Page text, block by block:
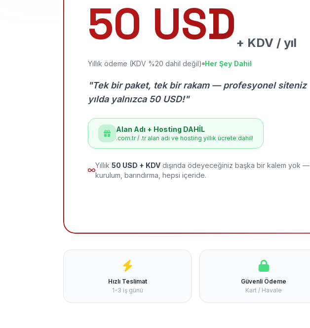
50 USD + KDV / yıl
Yıllık ödeme (KDV %20 dahil değil) Her Şey Dahil
"Tek bir paket, tek bir rakam — profesyonel siteniz
yılda yalnızca 50 USD!"
Alan Adı + Hosting DAHİL
.com.tr / .tr alan adı ve hosting yıllık ücrete dahil!
Yıllık 50 USD + KDV dışında ödeyeceğiniz başka bir kalem yok —
kurulum, barındırma, hepsi içeride.
Hızlı Teslimat
1-3 iş günü
Güvenli Ödeme
Kart / Havale